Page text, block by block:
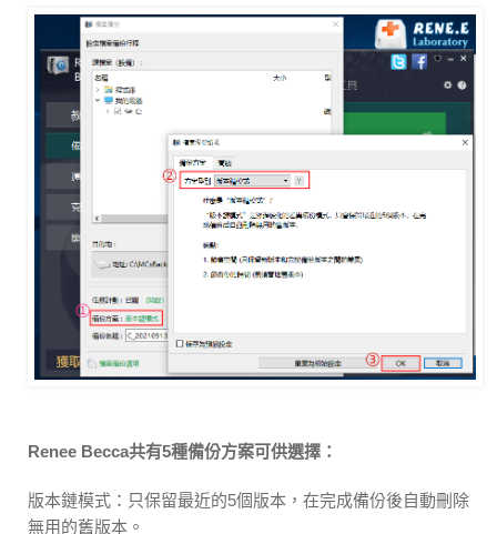
Renee Becca共有5種備份方案可供選擇：
版本鏈模式：只保留最近的5個版本，在完成備份後自動刪除
無用的舊版本。